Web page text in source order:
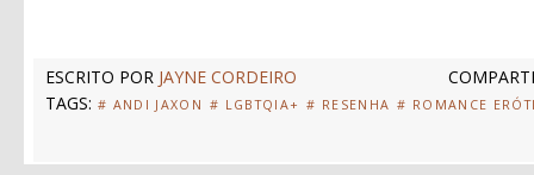
ESCRITO POR JAYNE CORDEIRO
TAGS: # ANDI JAXON # LGBTQIA+ # RESENHA # ROMANCE